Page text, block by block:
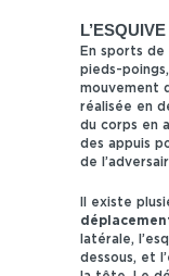
L’ESQUIVE
En sports
pieds-
mouvement
réalisée en
du corps en
des appuis
de
Il existe
latérale,
dessous, et